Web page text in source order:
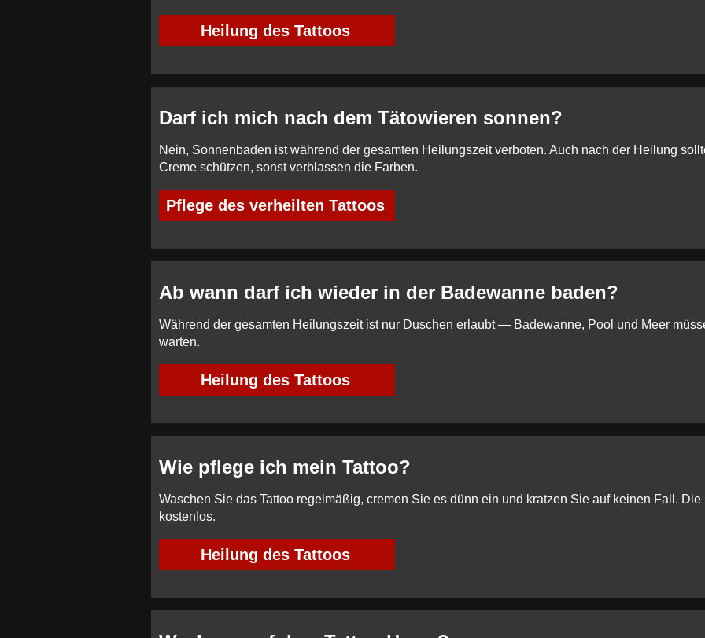
Heilung des Tattoos
Darf ich mich nach dem Tätowieren sonnen?
Nein, Sonnenbaden ist während der gesamten Heilungszeit verboten. Auch nach der Heilung
Creme schützen, sonst verblassen die Farben.
Pflege des verheilten Tattoos
Ab wann darf ich wieder in der Badewanne baden?
Während der gesamten Heilungszeit ist nur Duschen erlaubt — Badewanne, Pool und Meer
warten.
Heilung des Tattoos
Wie pflege ich mein Tattoo?
Waschen Sie das Tattoo regelmäßig, cremen Sie es dünn ein und kratzen Sie auf keinen Fall.
kostenlos.
Heilung des Tattoos